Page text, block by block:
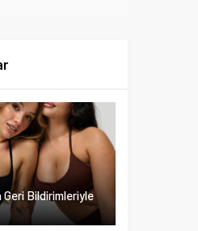
Geri Bildirimleriyle